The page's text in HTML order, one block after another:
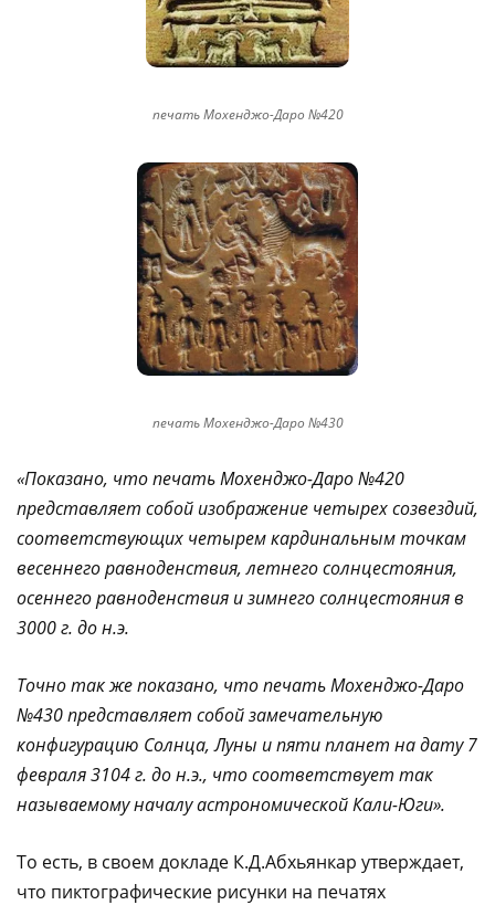
печать Мохенджо-Даро №420
печать Мохенджо-Даро №430
«Показано, что печать Мохенджо-Даро №420
представляет собой изображение четырех созвездий,
соответствующих четырем кардинальным точкам
весеннего равноденствия, летнего солнцестояния,
осеннего равноденствия и зимнего солнцестояния в
3000 г. до н.э.
Точно так же показано, что печать Мохенджо-Даро
№430 представляет собой замечательную
конфигурацию Солнца, Луны и пяти планет на дату 7
февраля 3104 г. до н.э., что соответствует так
называемому началу астрономической Кали-Юги».
То есть, в своем докладе К.Д.Абхьянкар утверждает,
что пиктографические рисунки на печатях